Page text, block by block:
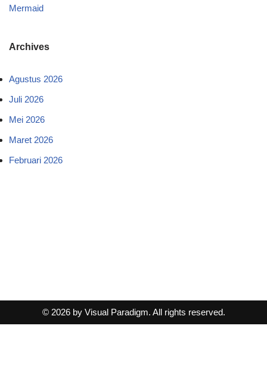
Mermaid
Archives
Agustus 2026
Juli 2026
Mei 2026
Maret 2026
Februari 2026
© 2026 by Visual Paradigm. All rights reserved.